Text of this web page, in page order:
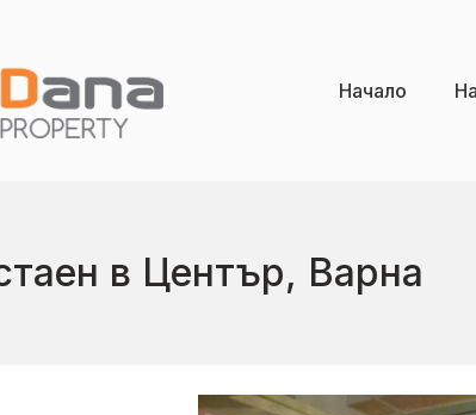
Начало
в Център, Варна